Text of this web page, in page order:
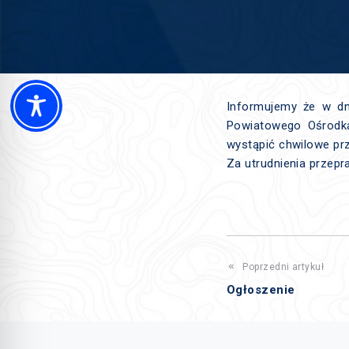
Informujemy że w
Powiatowego
wystąpić chwilowe
Za utrudnienia
Poprzedni artykuł
Ogłoszenie